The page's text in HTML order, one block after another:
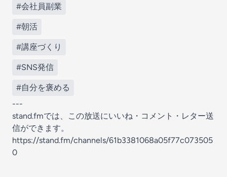
#会社員副業
#朝活
#講座づくり
#SNS発信
#自分を褒める
---
stand.fmでは、この放送にいいね・コメント・レター送
信ができます。
https://stand.fm/channels/61b3381068a05f77c073505
0